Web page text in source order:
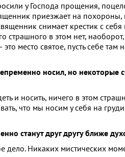
у Господа прощения,
приезжает на
снимает крестик с
в этом нет,
место святое, пусть себе там
носил, но некоторые
носить, ничего в этом
что мы носим у себя на
станут друг другу ближе
дело. Никаких мистических